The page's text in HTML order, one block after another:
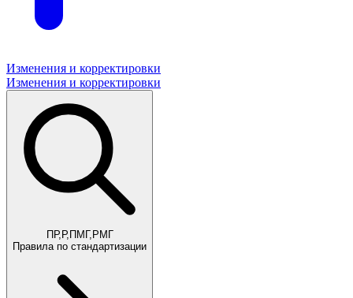
Изменения и корректировки
Изменения и корректировки
ПР,Р,ПМГ,РМГ
Правила по стандартизации